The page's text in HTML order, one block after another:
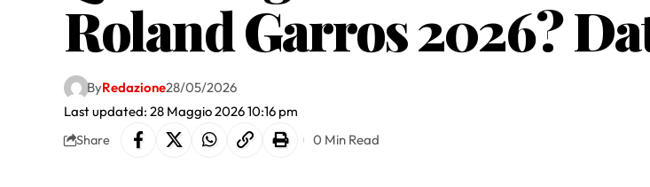
Roland Garros 2026?
Last updated: 28 Maggio 2026 10:16 pm
ByRedazione28/05/2026
Share 0 Min Read